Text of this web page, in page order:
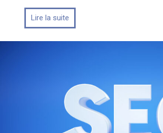
Lire la suite